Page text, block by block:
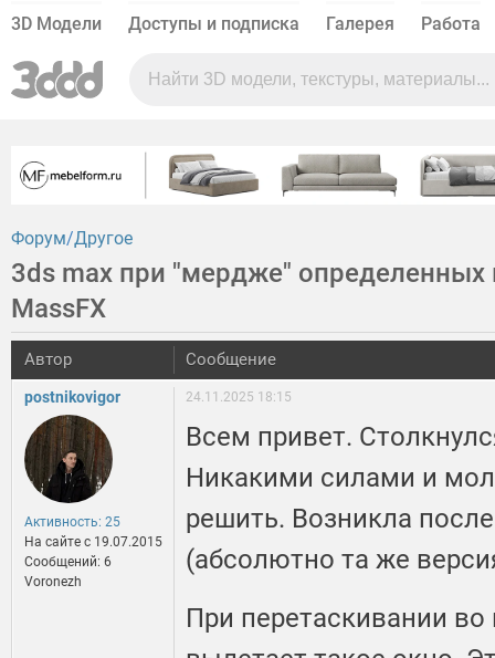
3D Модели Доступы и подписка Галерея Работа
Форум Другое
3ds max при "мердже"
MassFX
Автор Сообщение
postnikovigor
Активность: 25
На сайте c 19.07.2015
Сообщений: 6
Voronezh
24.11.2025 18:15
Всем привет.
Никакими силами и
решить. Возникла
(абсолютно та же
При перетаскивании